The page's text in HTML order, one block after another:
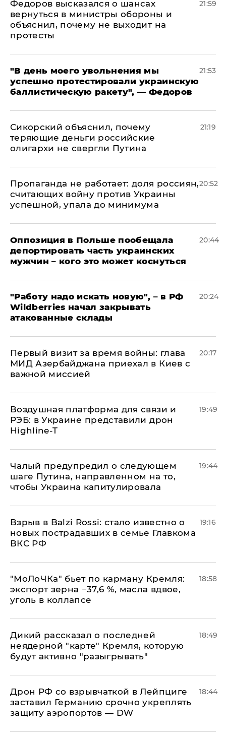
Федоров высказался о шансах
вернуться в министры обороны и
объяснил, почему не выходит на
протесты
21:59
​"В день моего увольнения мы
успешно протестировали украинскую
баллистическую ракету", — Федоров
21:53
Сикорский объяснил, почему
теряющие деньги российские
олигархи не свергли Путина
21:19
​Пропаганда не работает: доля россиян,
считающих войну против Украины
успешной, упала до минимума
20:52
Оппозиция в Польше пообещала
депортировать часть украинских
мужчин – кого это может коснуться
20:44
"Работу надо искать новую", – в РФ
Wildberries начал закрывать
атакованные склады
20:24
Первый визит за время войны: глава
МИД Азербайджана приехал в Киев с
важной миссией
20:17
Воздушная платформа для связи и
РЭБ: в Украине представили дрон
Highline-T
19:49
Чалый предупредил о следующем
шаге Путина, направленном на то,
чтобы Украина капитулировала
19:44
Взрыв в Balzi Rossi: стало известно о
новых пострадавших в семье Главкома
ВКС РФ
19:16
​"МоЛоЧКа" бьет по карману Кремля:
экспорт зерна −37,6 %, масла вдвое,
уголь в коллапсе
18:58
Дикий рассказал о последней
неядерной "карте" Кремля, которую
будут активно "разыгрывать"
18:49
​Дрон РФ со взрывчаткой в Лейпциге
заставил Германию срочно укреплять
защиту аэропортов — DW
18:44